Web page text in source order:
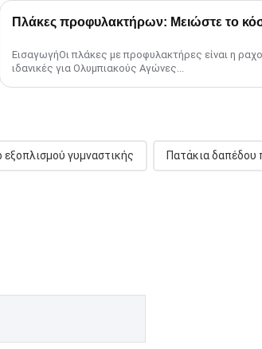
Πλάκες προφυλακτήρων: Μειώστε το
ΕισαγωγήΟι πλάκες με προφυλακτήρες είναι η
ιδανικές για Ολυμπιακούς Αγώνες...
εξοπλισμού γυμναστικής Πατάκια δαπέδου